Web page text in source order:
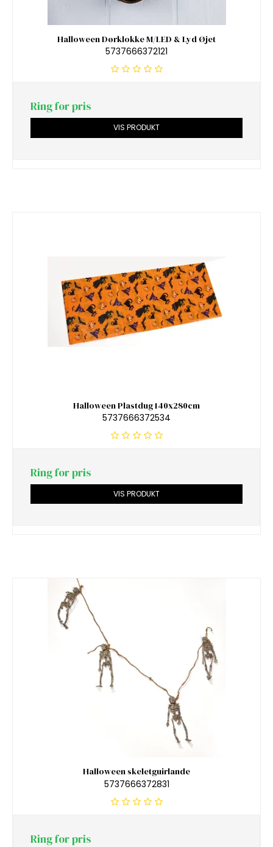
Halloween Dørklokke M/LED & Lyd Øjet
5737666372121
Ring for pris
VIS PRODUKT
Halloween Plastdug 140x280cm
5737666372534
Ring for pris
VIS PRODUKT
Halloween skeletguirlande
5737666372831
Ring for pris